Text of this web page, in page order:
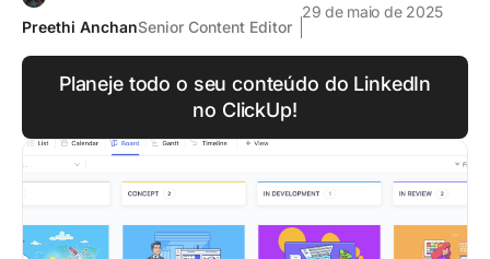
Preethi AnchanSenior Content Editor
29 de maio de 2025
Planeje todo o seu conteúdo do LinkedIn
no ClickUp!